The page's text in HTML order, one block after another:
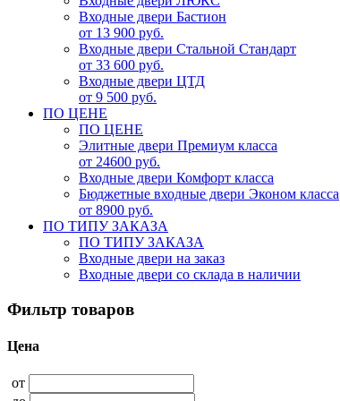
Входные двери Бастион
от 13 900 руб.
Входные двери Стальной Стандарт
от 33 600 руб.
Входные двери ЦТД
от 9 500 руб.
ПО ЦЕНЕ
ПО ЦЕНЕ
Элитные двери Премиум класса
от 24600 руб.
Входные двери Комфорт класса
Бюджетные входные двери Эконом класса
от 8900 руб.
ПО ТИПУ ЗАКАЗА
ПО ТИПУ ЗАКАЗА
Входные двери на заказ
Входные двери со склада в наличии
Фильтр товаров
Цена
от